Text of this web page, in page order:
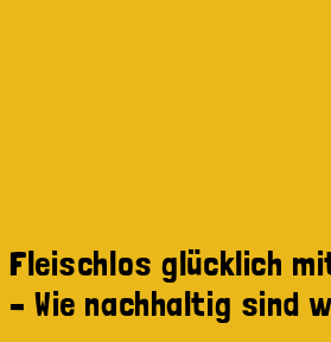
Fleischlos glücklich mit
– Wie nachhaltig sind